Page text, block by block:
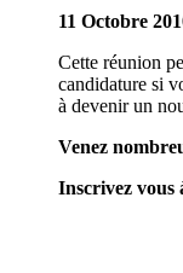
11 Octobre
Cette réunion
candidature si
à devenir un
Venez
Inscrivez vous